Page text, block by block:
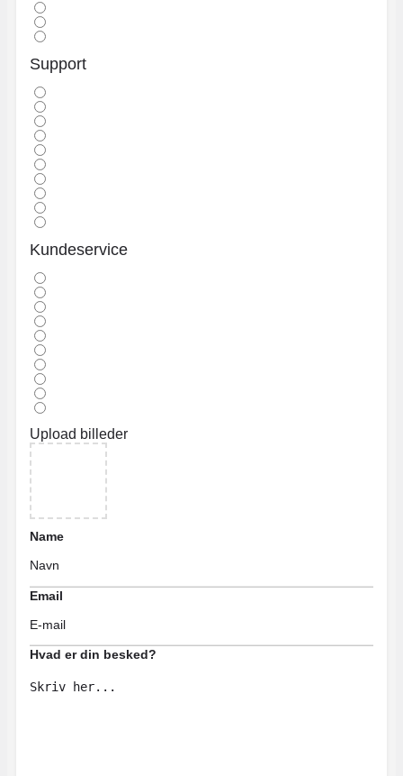
Support
Kundeservice
Upload billeder
Name
Email
Hvad er din besked?